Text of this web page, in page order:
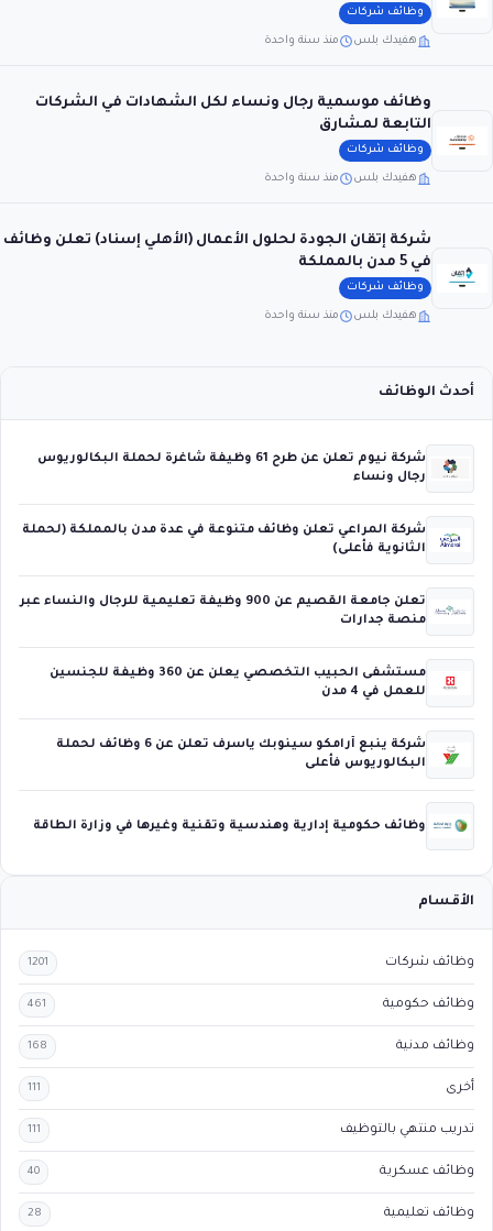
وظائف شركات
هفيدك بلس منذ سنة واحدة
وظائف موسمية رجال ونساء لكل الشهادات في الشركات
التابعة لمشارق
وظائف شركات
هفيدك بلس منذ سنة واحدة
شركة إتقان الجودة لحلول الأعمال (الأهلي إسناد) تعلن وظائف
في 5 مدن بالمملكة
وظائف شركات
هفيدك بلس منذ سنة واحدة
أحدث الوظائف
شركة نيوم تعلن عن طرح 61 وظيفة شاغرة لحملة البكالوريوس
رجال ونساء
شركة المراعي تعلن وظائف متنوعة في عدة مدن بالمملكة (لحملة
الثانوية فأعلى)
تعلن جامعة القصيم عن 900 وظيفة تعليمية للرجال والنساء عبر
منصة جدارات
مستشفى الحبيب التخصصي يعلن عن 360 وظيفة للجنسين
للعمل في 4 مدن
شركة ينبع أرامكو سينوبك ياسرف تعلن عن 6 وظائف لحملة
البكالوريوس فأعلى
وظائف حكومية إدارية وهندسية وتقنية وغيرها في وزارة الطاقة
الأقسام
وظائف شركات 1201
وظائف حكومية 461
وظائف مدنية 168
أخرى 111
تدريب منتهي بالتوظيف 111
وظائف عسكرية 40
وظائف تعليمية 28